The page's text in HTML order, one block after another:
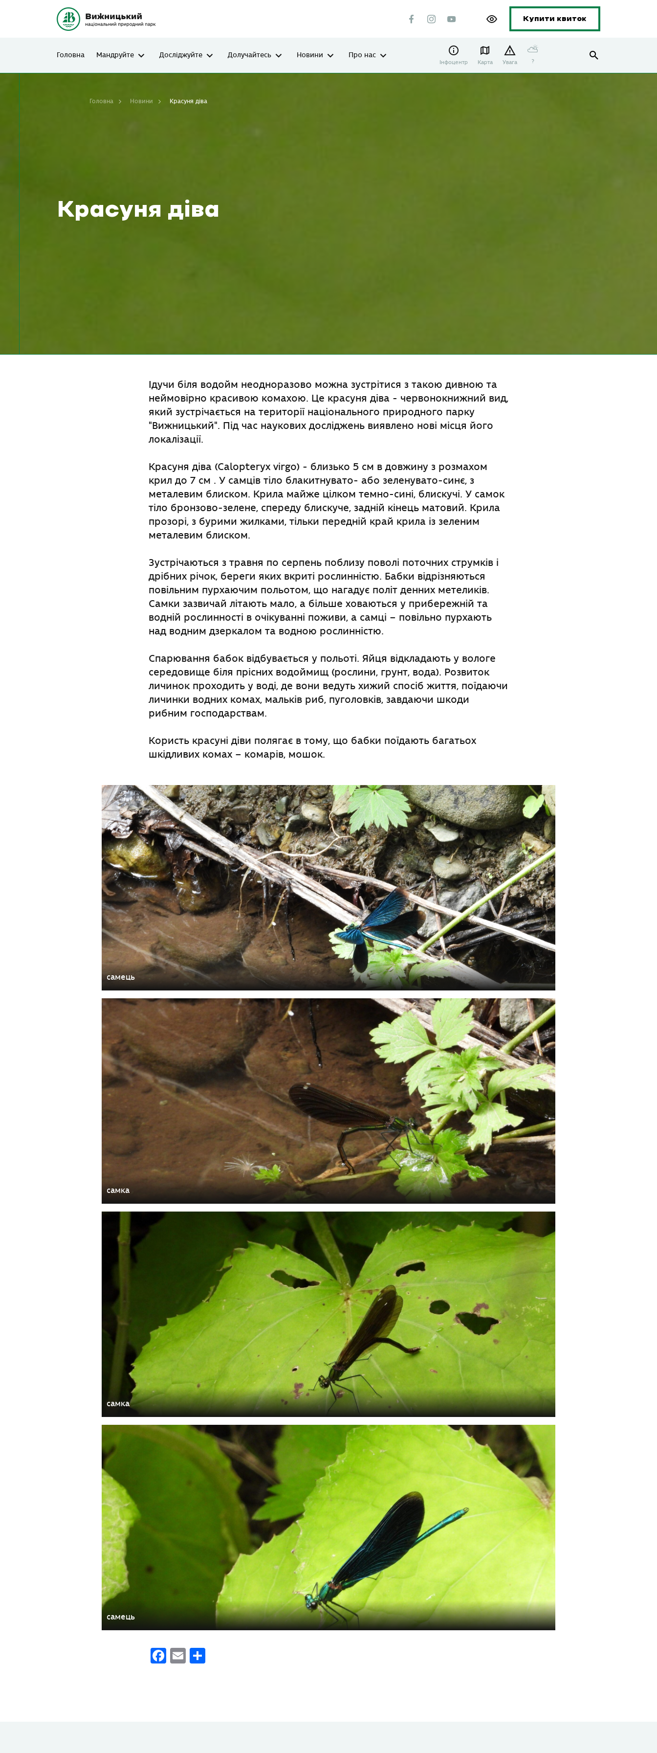
Купити квиток
Головна Мандруйте Досліджуйте Долучайтесь Новини Про нас
Інфоцентр Карта Увага
⛅
?
Красуня діва
Головна Новини Красуня діва
Ідучи біля водойм неодноразово можна зустрітися з такою дивною та
неймовірно красивою комахою. Це красуня діва - червонокнижний вид,
який зустрічається на території національного природного парку
"Вижницький". Під час наукових досліджень виявлено нові місця його
локалізації.
Kpaсуня діва (Calopteryx virgo) - близько 5 см в довжину з розмахом
крил до 7 см . У самців тіло блакитнувато- або зеленувато-синє, з
металевим блиском. Крила майже цілком темно-сині, блискучі. У самок
тіло бронзово-зелене, спереду блискуче, задній кінець матовий. Крила
прозорі, з бурими жилками, тільки передній край крила із зеленим
металевим блиском.
Зустрічаються з травня по серпень поблизу поволі поточних струмків і
дрібних річок, береги яких вкриті рослинністю. Бабки відрізняються
повільним пурхаючим польотом, що нагадує політ денних метеликів.
Самки зазвичай літають мало, а більше ховаються у прибережній та
водній рослинності в очікуванні поживи, а самці – повільно пурхають
над водним дзеркалом та водною рослинністю.
Спарювання бабок відбувається у польоті. Яйця відкладають у вологе
середовище біля прісних водоймищ (рослини, грунт, вода). Розвиток
личинок проходить у воді, де вони ведуть хижий спосіб життя, поїдаючи
личинки водних комах, мальків риб, пуголовків, завдаючи шкоди
рибним господарствам.
Користь красуні діви полягає в тому, що бабки поїдають багатьох
шкідливих комах – комарів, мошок.
самець
самка
самка
самець
Facebook
EmailПоділитися